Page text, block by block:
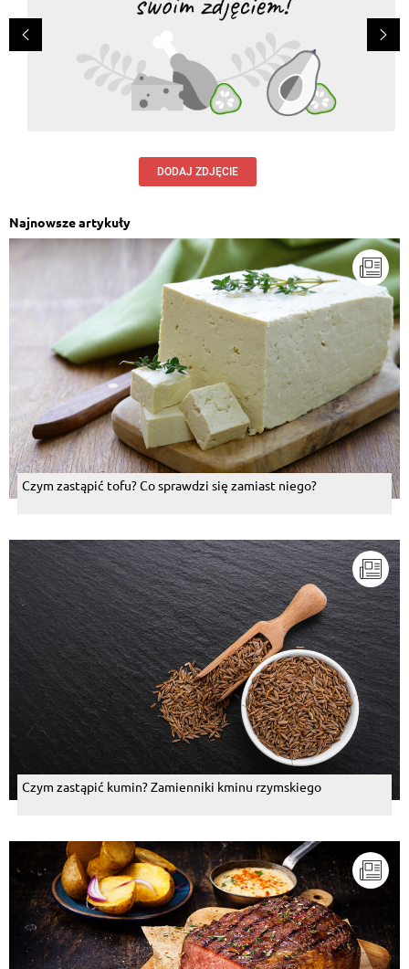
DODAJ ZDJĘCIE
Najnowsze artykuły
Czym zastąpić tofu? Co sprawdzi się zamiast niego?
Czym zastąpić kumin? Zamienniki kminu rzymskiego